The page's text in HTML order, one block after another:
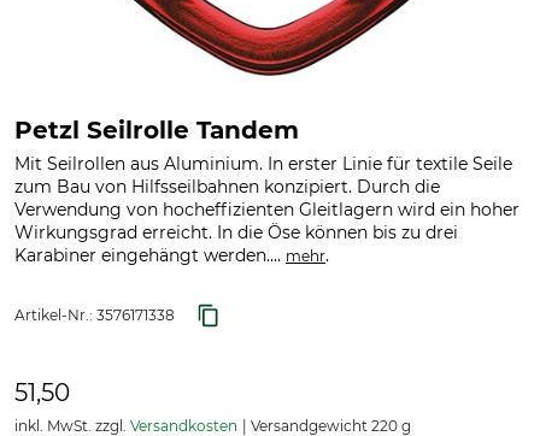
Petzl Seilrolle Tandem
Mit Seilrollen aus Aluminium. In erster Linie für textile Seile
zum Bau von Hilfsseilbahnen konzipiert. Durch die
Verwendung von hocheffizienten Gleitlagern wird ein hoher
Wirkungsgrad erreicht. In die Öse können bis zu drei
Karabiner eingehängt werden.... mehr.
Artikel-Nr.: 3576171338
51,50
inkl. MwSt. zzgl. Versandkosten Versandgewicht 220 g